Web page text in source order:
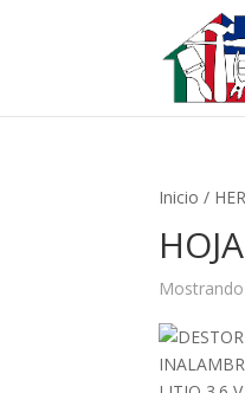
Inicio /